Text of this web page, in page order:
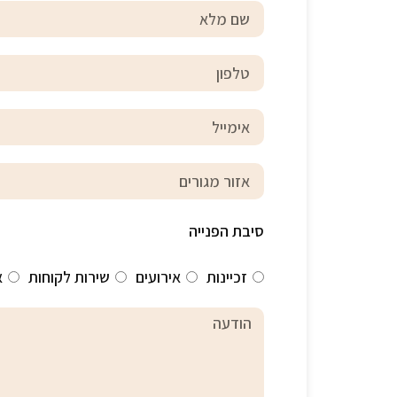
סיבת הפנייה
זכיינות אירועים שירות לקוחות